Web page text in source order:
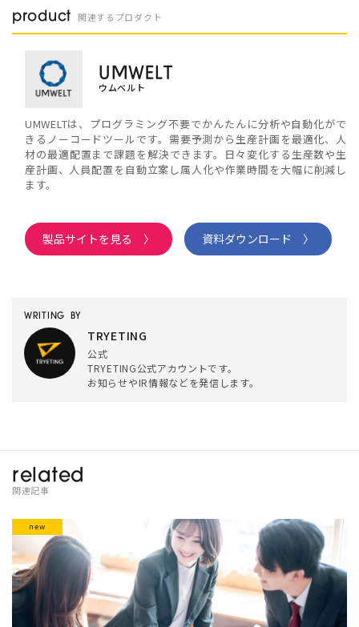
product 関連するプロダクト
UMWELT
ウムベルト
UMWELTは、プログラミング不要でかんたんに分析や自動化がで
きるノーコードツールです。需要予測から生産計画を最適化、人
材の最適配置まで課題を解決できます。日々変化する生産数や生
産計画、人員配置を自動立案し属人化や作業時間を大幅に削減し
ます。
製品サイトを見る 〉 資料ダウンロード 〉
WRITING BY
TRYETING
公式
TRYETING公式アカウントです。
お知らせやIR情報などを発信します。
related
関連記事